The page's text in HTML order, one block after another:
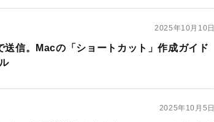
2025年10月10日
信。Macの「ショートカット」作成ガイド
ル
2025年10月5日